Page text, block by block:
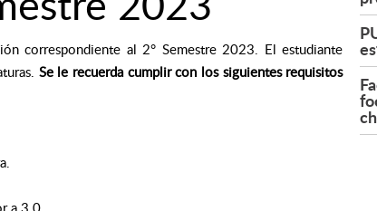
correspondiente al 2° Semestre 2023. El estudiante
Se le recuerda cumplir con los siguientes requisitos